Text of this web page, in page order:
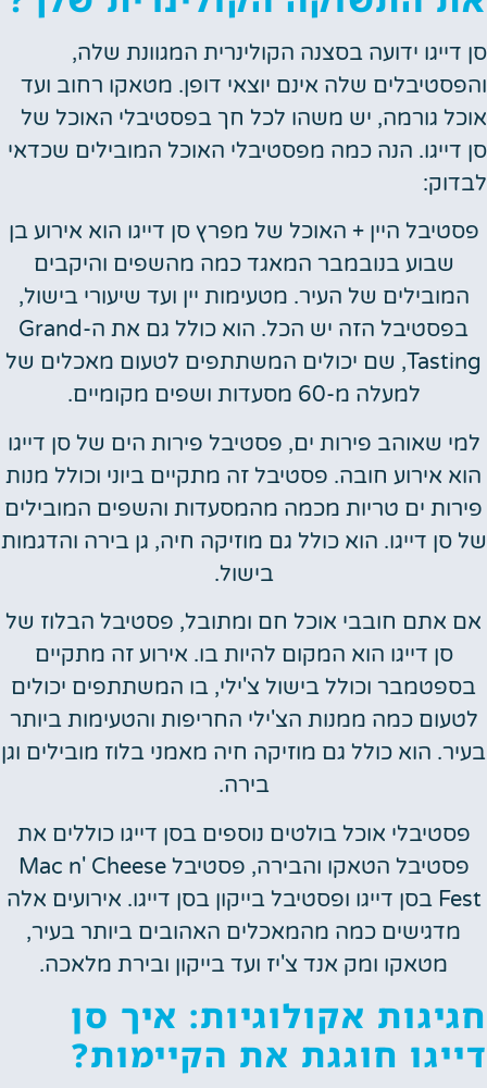
סן דייגו ידועה בסצנה הקולינרית המגוונת שלה,
והפסטיבלים שלה אינם יוצאי דופן. מטאקו רחוב ועד
אוכל גורמה, יש משהו לכל חך בפסטיבלי האוכל של
סן דייגו. הנה כמה מפסטיבלי האוכל המובילים שכדאי
לבדוק:
פסטיבל היין + האוכל של מפרץ סן דייגו הוא אירוע בן
שבוע בנובמבר המאגד כמה מהשפים והיקבים
המובילים של העיר. מטעימות יין ועד שיעורי בישול,
בפסטיבל הזה יש הכל. הוא כולל גם את ה-Grand
Tasting, שם יכולים המשתתפים לטעום מאכלים של
למעלה מ-60 מסעדות ושפים מקומיים.
למי שאוהב פירות ים, פסטיבל פירות הים של סן דייגו
הוא אירוע חובה. פסטיבל זה מתקיים ביוני וכולל מנות
פירות ים טריות מכמה מהמסעדות והשפים המובילים
של סן דייגו. הוא כולל גם מוזיקה חיה, גן בירה והדגמות
בישול.
אם אתם חובבי אוכל חם ומתובל, פסטיבל הבלוז של
סן דייגו הוא המקום להיות בו. אירוע זה מתקיים
בספטמבר וכולל בישול צ'ילי, בו המשתתפים יכולים
לטעום כמה ממנות הצ'ילי החריפות והטעימות ביותר
בעיר. הוא כולל גם מוזיקה חיה מאמני בלוז מובילים וגן
בירה.
פסטיבלי אוכל בולטים נוספים בסן דייגו כוללים את
פסטיבל הטאקו והבירה, פסטיבל Mac n' Cheese
Fest בסן דייגו ופסטיבל בייקון בסן דייגו. אירועים אלה
מדגישים כמה מהמאכלים האהובים ביותר בעיר,
מטאקו ומק אנד צ'יז ועד בייקון ובירת מלאכה.
חגיגות אקולוגיות: איך סן
דייגו חוגגת את הקיימות?